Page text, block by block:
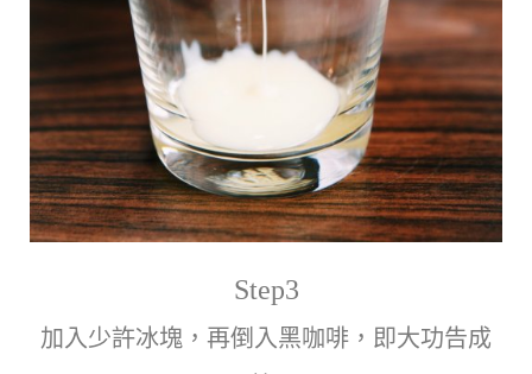
Step3
加入少許冰塊，再倒入黑咖啡，即大功告成